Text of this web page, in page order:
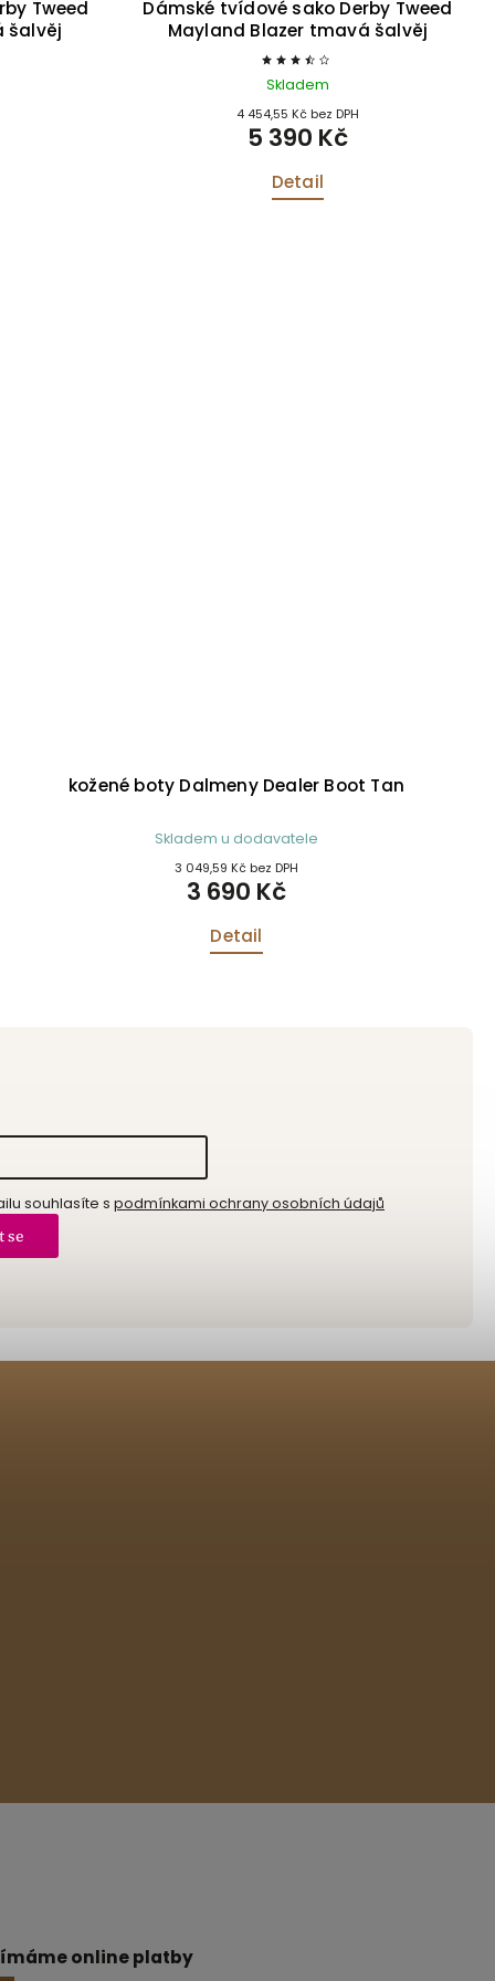
Tweed
šalvěj
Dámské tvídové sako Derby Tweed
Mayland Blazer tmavá šalvěj
Skladem
4 454,55 Kč bez DPH
5 390 Kč
Detail
kožené boty Dalmeny Dealer Boot Tan
Skladem u dodavatele
3 049,59 Kč bez DPH
3 690 Kč
Detail
souhlasíte s podmínkami ochrany osobních údajů
se
online platby